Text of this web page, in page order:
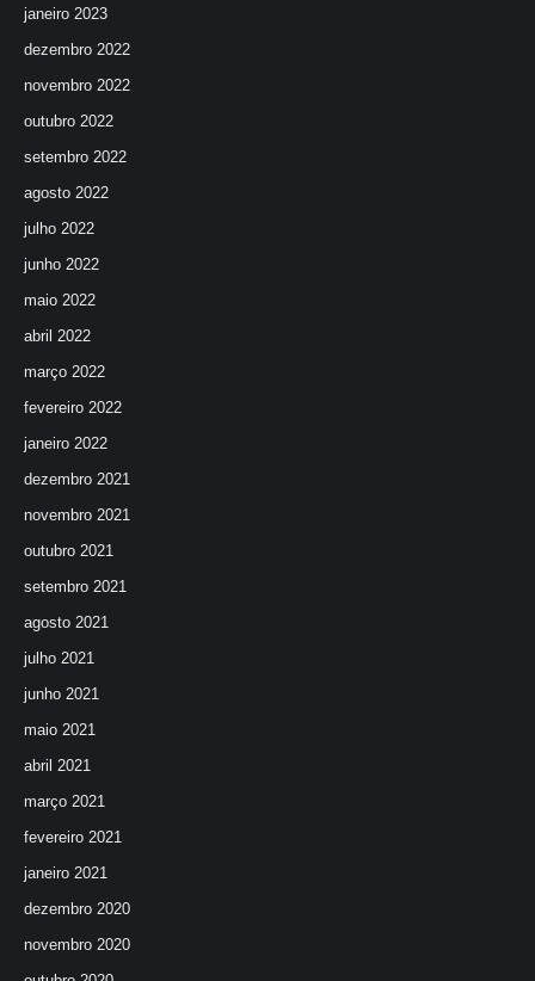
janeiro 2023
dezembro 2022
novembro 2022
outubro 2022
setembro 2022
agosto 2022
julho 2022
junho 2022
maio 2022
abril 2022
março 2022
fevereiro 2022
janeiro 2022
dezembro 2021
novembro 2021
outubro 2021
setembro 2021
agosto 2021
julho 2021
junho 2021
maio 2021
abril 2021
março 2021
fevereiro 2021
janeiro 2021
dezembro 2020
novembro 2020